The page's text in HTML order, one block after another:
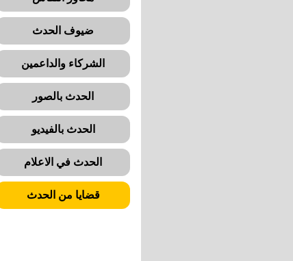
ضيوف الحدث
الشركاء والداعمين
الحدث بالصور
الحدث بالفيديو
الحدث في الاعلام
قضايا من الحدث